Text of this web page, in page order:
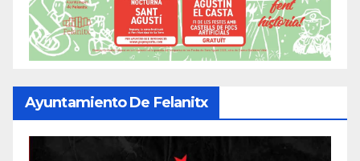
Ayuntamiento De Felanitx